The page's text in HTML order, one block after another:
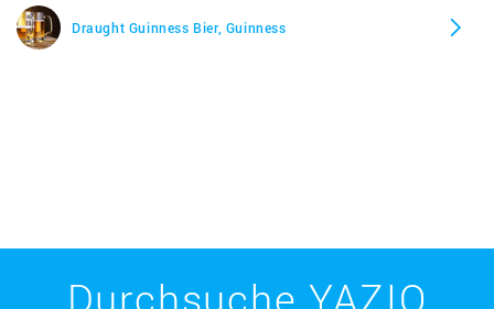
Draught Guinness Bier, Guinness
Durchsuche YAZIO